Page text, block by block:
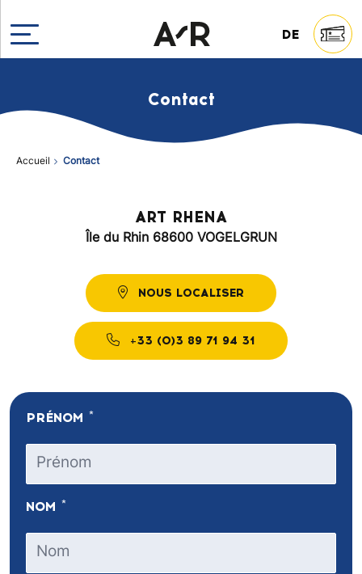
DE
Contact
Accueil Contact
ART RHENA
Île du Rhin 68600 VOGELGRUN
NOUS LOCALISER
+33 (0)3 89 71 94 31
PRÉNOM *
NOM *